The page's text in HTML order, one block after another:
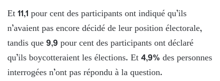
Et 11,1 pour cent des participants ont indiqué qu’ils
n’avaient pas encore décidé de leur position électorale,
tandis que 9,9 pour cent des participants ont déclaré
qu’ils boycotteraient les élections. Et 4,9% des personnes
interrogées n’ont pas répondu à la question.